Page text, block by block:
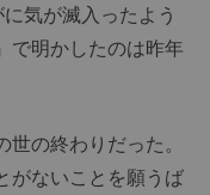
気が滅入ったよう
で明かしたのは昨年
の終わりだった。
がないことを願うば